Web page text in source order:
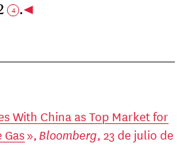
4 .
With China as Top Market for
Gas»,Bloomberg, 23 de julio de